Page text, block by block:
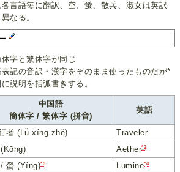
言語毎に翻訳、空、蛍、散兵、淑女は英訳
なる。
字と繁体字が同じ
記の音訳・漢字をそのまま使ったものだが*
説明を括弧書きする。
中国語
簡体字 / 繁体字 (拼音)
英語
者 (Lǚ xíng zhě)
Traveler
Aether*2
螢 (Yíng)*3 Lumine*4